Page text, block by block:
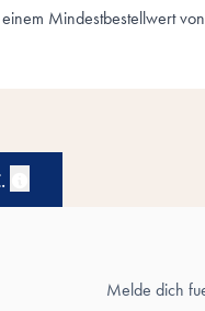
Mindestbestellwert
.
Melde dich